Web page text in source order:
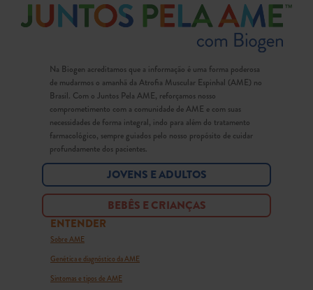
Na Biogen acreditamos que a informação é uma forma poderosa
de mudarmos o amanhã da Atrofia Muscular Espinhal (AME) no
Brasil. Com o Juntos Pela AME, reforçamos nosso
comprometimento com a comunidade de AME e com suas
necessidades de forma integral, indo para além do tratamento
farmacológico, sempre guiados pelo nosso propósito de cuidar
profundamente dos pacientes.
JOVENS E ADULTOS
BEBÊS E CRIANÇAS
ENTENDER
Sobre AME
Genética e diagnóstico da AME
Sintomas e tipos de AME